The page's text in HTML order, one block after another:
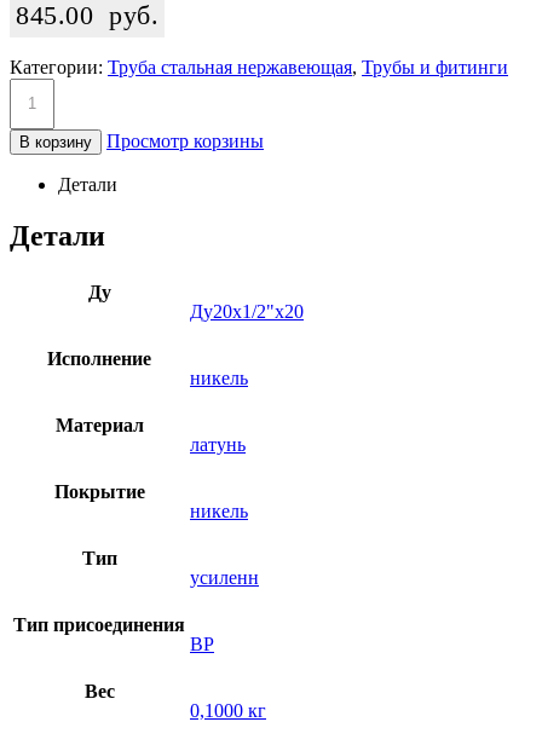
845.00 руб.
Категории: Труба стальная нержавеющая, Трубы и фитинги
В корзину Просмотр корзины
Детали
Детали
Ду
Ду20х1/2"х20
Исполнение
никель
Материал
латунь
Покрытие
никель
Тип
усиленн
Тип присоединения
ВР
Вес
0,1000 кг